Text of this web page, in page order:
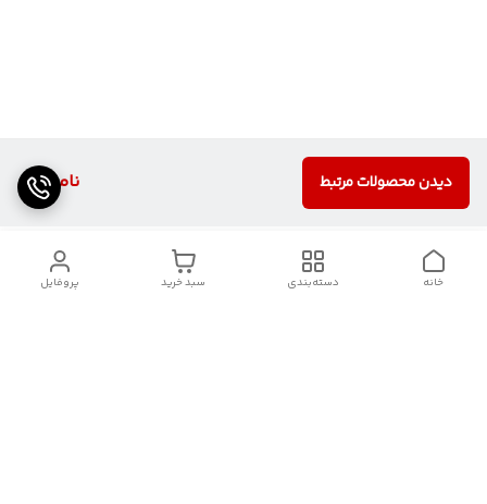
ناموجود دیدن محصولات مرتبط
پروفایل سبد خرید دسته‌بندی خانه